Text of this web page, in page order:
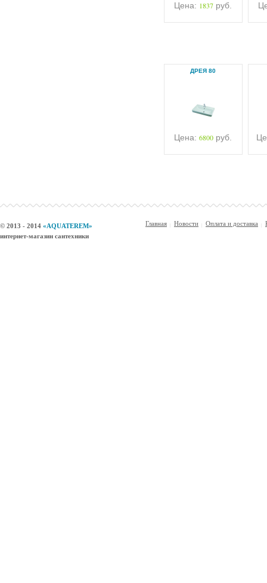
Цена: 1837 руб.
ДРЕЯ 80
Цена: 6800 руб.
© 2013 - 2014 «AQUATEREM»
интернет-магазин сантехники
Главная Новости Оплата и доставка